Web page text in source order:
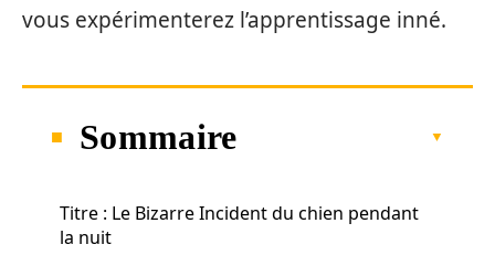
vous expérimenterez l’apprentissage inné.
Sommaire
Titre : Le Bizarre Incident du chien pendant
la nuit